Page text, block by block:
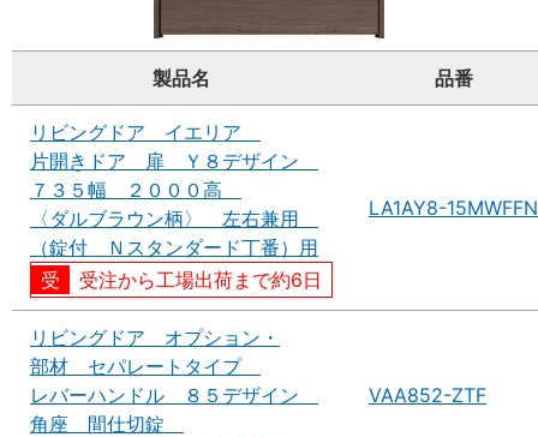
製品名 品番
リビングドア イエリア
片開きドア 扉 Ｙ８デザイン
７３５幅 ２０００高
〈ダルブラウン柄〉 左右兼用
（錠付 Ｎスタンダード丁番）用
受注から工場出荷まで約6日
LA1AY8-15MWFFN
リビングドア オプション・
部材 セパレートタイプ
レバーハンドル ８５デザイン
角座 間仕切錠
VAA852-ZTF